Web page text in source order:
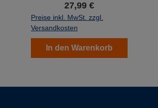
27,99 €
Preise inkl. MwSt. zzgl.
Versandkosten
In den Warenkorb